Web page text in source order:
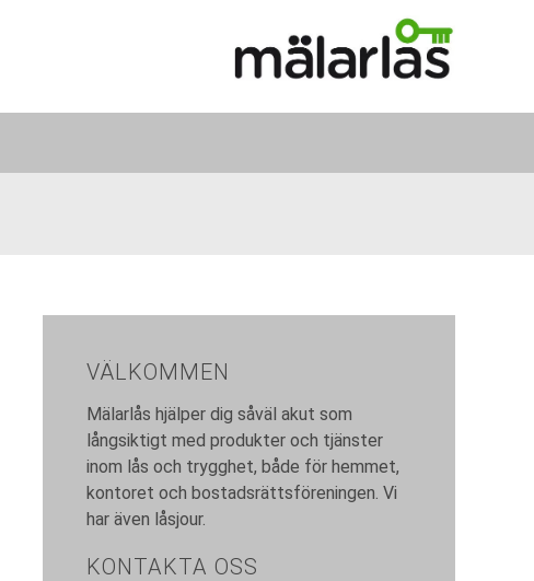
VÄLKOMMEN
Mälarlås hjälper dig såväl akut som
långsiktigt med produkter och tjänster
inom lås och trygghet, både för hemmet,
kontoret och bostadsrättsföreningen. Vi
har även låsjour.
KONTAKTA OSS